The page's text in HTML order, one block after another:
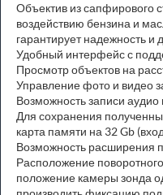
Объектив из сапфирового
воздействию бензина и
гарантирует надежность и
Удобный интерфейс с
Просмотр объектов на
Управление фото и видео
Возможность записи
Для сохранения
карта памяти на 32 Gb
Возможность расширения
Расположение
положение камеры зонда